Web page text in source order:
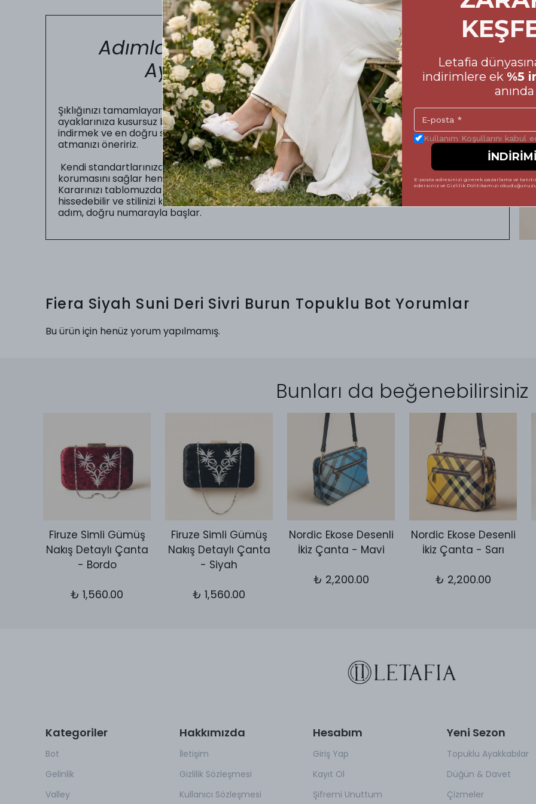
Adımlarınızda Kusursuz Konfor: Doğru
Ayakkabı Numarası Rehberi
Şıklığınızı tamamlayan en önemli unsur, gün boyu size eşlik eden ayakkabılarınızın
ayaklarınıza kusursuz bir şekilde oturmasıdır. Alışveriş sürecinizde yanılma payını en aza
indirmek ve en doğru seçimi yapabilmeniz için hazırladığımız beden tablosuna mutlaka göz
atmanızı öneririz.
Kendi standartlarınıza uygun numarayı seçmek, hem ayakkabının formunu uzun süre
korumasını sağlar hem de sizin gün boyu zahmetsiz bir şıklık sergilemenize yardımcı olur.
Kararınızı tablomuzdaki ölçüler doğrultusunda vererek, Letafia kalitesini her adımda
hissedebilir ve stilinizi kusursuz bir uyumla tamamlayabilirsiniz. Unutmayın; mükemmel bir
adım, doğru numarayla başlar.
Fiera Siyah Suni Deri Sivri Burun Topuklu Bot Yorumlar
Bu ürün için henüz yorum yapılmamış.
Bunları da beğenebilirsiniz
Firuze Simli Gümüş
Nakış Detaylı Çanta
- Bordo
₺ 1,560.00
Firuze Simli Gümüş
Nakış Detaylı Çanta
- Siyah
₺ 1,560.00
Nordic Ekose Desenli
İkiz Çanta - Mavi
₺ 2,200.00
Nordic Ekose Desenli
İkiz Çanta - Sarı
₺ 2,200.00
Kategoriler
Bot
Gelinlik
Valley
Hakkımızda
İletişim
Gizlilik Sözleşmesi
Kullanıcı Sözleşmesi
Hesabım
Giriş Yap
Kayıt Ol
Şifremi Unuttum
Yeni Sezon
Topuklu Ayakkabılar
Düğün & Davet
Çizmeler
Letafia
indirimlere ek %5
anında
Kullanım Koşullarını kabul
E-posta adresinizi girerek pazarlama ve
edersiniz ve Gizlilik Politikamızı